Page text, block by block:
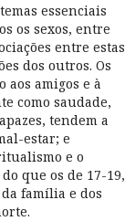
essenciais
os sexos, entre
entre estas
dos outros. Os
amigos e à
como saudade,
tendem a
estar; e
e o
que os de 17-19,
família e dos